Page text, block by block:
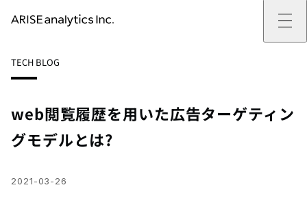
ARISE analyticsとはトップ
ミッション・バリュー
働きがいのある会社づくり
サービス
提供サービストップ
カスタマーサポート改革
ドローン・ビジネス活用
データ・AI人材育成支援
生成AI活用支援
実績
データドリブン改革の推進支援
新規事業の立ち上げ支援
データ分析基盤の構築・活用支援
企業情報トップ
会社概要
CEOメッセージ
お問い合わせ
ニュース
ニューストップ
インフォメーション
イベント
技術情報
技術情報トップ
PAPER
採用
新卒採用
TECH BLOG
web閲覧履歴を用いた広告ターゲティン
グモデルとは?
2021-03-26